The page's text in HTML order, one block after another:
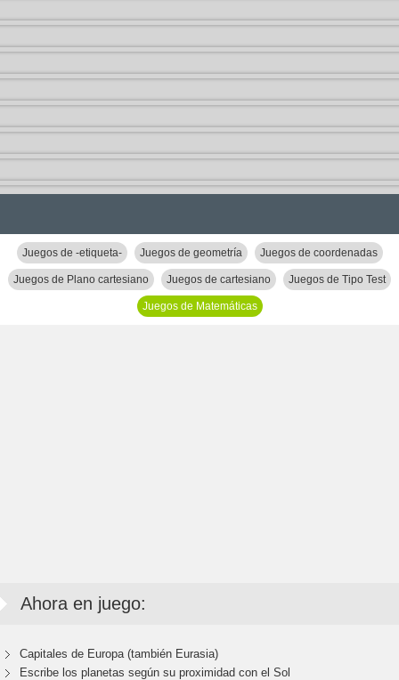
Juegos de -etiqueta- Juegos de geometría Juegos de coordenadas
Juegos de Plano cartesiano Juegos de cartesiano Juegos de Tipo Test
Juegos de Matemáticas
Ahora en juego:
Capitales de Europa (también Eurasia)
Escribe los planetas según su proximidad con el Sol